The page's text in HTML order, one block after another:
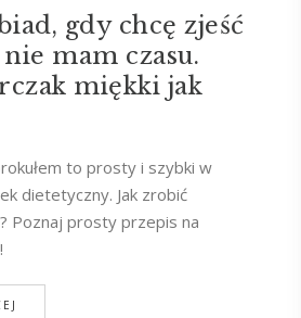
gdy chcę zjeść
mam czasu.
miękki jak
to prosty i szybki w
dietetyczny. Jak zrobić
Poznaj prosty przepis na